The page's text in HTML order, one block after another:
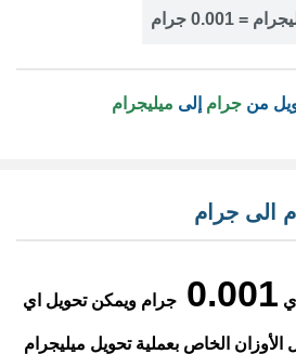
من جرام إلى ميليجرام
الى جرام
0.001 جرام ويمكن تحويل اي
الخاص بعملية تحويل ميليجرام